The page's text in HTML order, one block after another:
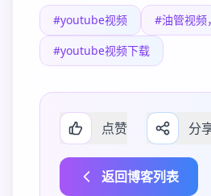
#youtube视频
#油管视频
#youtube视频下载
点赞 分
返回博客列表